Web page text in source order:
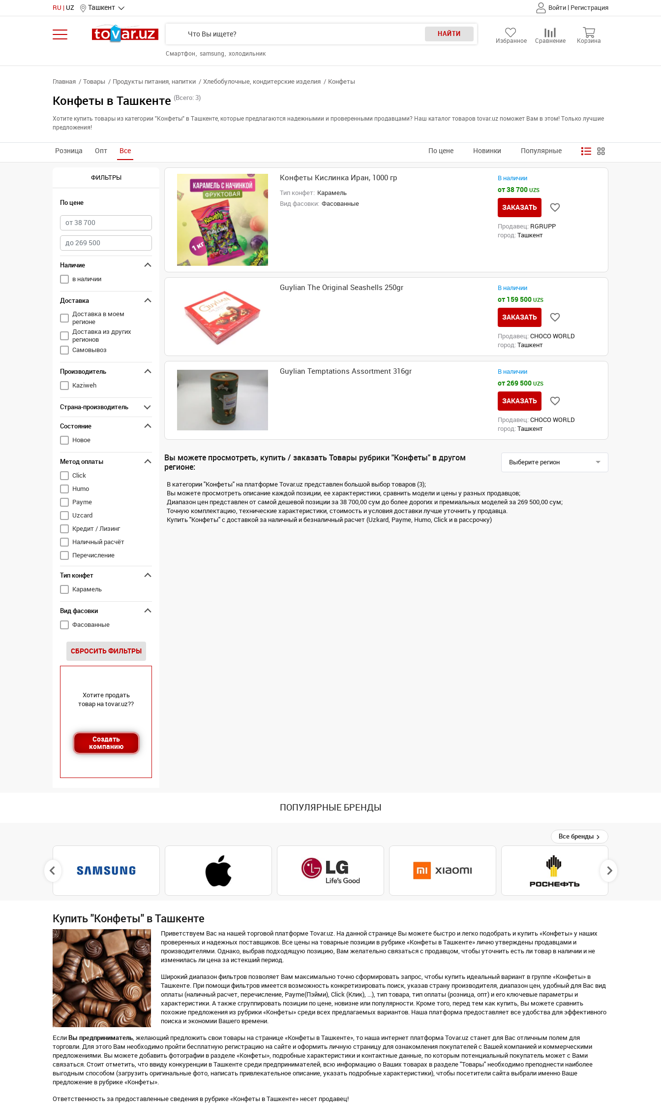
RU UZ Ташкент Войти | Регистрация
НАЙТИ
Смартфон samsung холодильник
Избранное Сравнение Корзина
Главная Товары Продукты питания, напитки Хлебобулочные, кондитерские изделия Конфеты
Конфеты в Ташкенте (Всего: 3)
Хотите купить товары из категории "Конфеты" в Ташкенте, которые предлагаются надежнымии и проверенными продавцами? Наш каталог товаров tovar.uz поможет Вам в этом! Только лучшие
предложения!
Розница Опт Все По цене Новинки Популярные
ФИЛЬТРЫ
По цене
Наличие
в наличии
Доставка
Доставка в моем
регионе
Доставка из других
регионов
Самовывоз
Производитель
Kaziweh
Страна-производитель
Состояние
Новое
Метод оплаты
Click
Humo
Payme
Uzcard
Кредит / Лизинг
Наличный расчёт
Перечисление
Тип конфет
Карамель
Вид фасовки
Фасованные
СБРОСИТЬ ФИЛЬТРЫ
Хотите продать
товар на tovar.uz??
Создать
компанию
Конфеты Кислинка Иран, 1000 гр
Тип конфет: Карамель
Вид фасовки: Фасованные
В наличии
от 38 700UZS
ЗАКАЗАТЬ
Продавец: RGRUPP
город: Ташкент
Guylian The Original Seashells 250gr В наличии
от 159 500UZS
ЗАКАЗАТЬ
Продавец: CHOCO WORLD
город: Ташкент
Guylian Temptations Assortment 316gr В наличии
от 269 500UZS
ЗАКАЗАТЬ
Продавец: CHOCO WORLD
город: Ташкент
Вы можете просмотреть, купить / заказать Товары рубрики "Конфеты" в другом
регионе:
Выберите регион
В категории "Конфеты" на платформе Tovar.uz представлен большой выбор товаров (3);
Вы можете просмотреть описание каждой позиции, ее характеристики, сравнить модели и цены у разных продавцов;
Диапазон цен представлен от самой дешевой позиции за 38 700,00 сум до более дорогих и премиальных моделей за 269 500,00 сум;
Точную комплектацию, технические характеристики, стоимость и условия доставки лучше уточнить у продавца.
Купить "Конфеты" с доставкой за наличный и безналичный расчет (Uzkard, Payme, Humo, Click и в рассрочку)
ПОПУЛЯРНЫЕ БРЕНДЫ
Все бренды
Купить "Конфеты" в Ташкенте
Приветствуем Вас на нашей торговой платформе Tovar.uz. На данной странице Вы можете быстро и легко подобрать и купить «Конфеты» у наших
проверенных и надежных поставщиков. Все цены на товарные позиции в рубрике «Конфеты в Ташкенте» лично утверждены продавцами и
производителями. Однако, выбрав подходящую позицию, Вам желательно связаться с продавцом, чтобы уточнить есть ли товар в наличии и не
изменилась ли цена за истекший период.
Широкий диапазон фильтров позволяет Вам максимально точно сформировать запрос, чтобы купить идеальный вариант в группе «Конфеты» в
Ташкенте. При помощи фильтров имеется возможность конкретизировать поиск, указав страну производителя, диапазон цен, удобный для Вас вид
оплаты (наличный расчет, перечисление, Payme(Пэйми), Click (Клик), ...), тип товара, тип оплаты (розница, опт) и его ключевые параметры и
характеристики. А также сгруппировать позиции по цене, новизне или популярности. Кроме того, перед тем как купить, Вы можете сравнить
похожие предложения из рубрики «Конфеты» среди всех предлагаемых вариантов. Наша платформа предоставляет все удобства для эффективного
поиска и экономии Вашего времени.
Если Вы предприниматель, желающий предложить свои товары на странице «Конфеты в Ташкенте», то наша интернет платформа Tovar.uz станет для Вас отличным полем для
торговли. Для этого Вам необходимо пройти бесплатную регистрацию на сайте и оформить личную страницу для ознакомления покупателей с Вашей компанией и коммерческими
предложениями. Вы можете добавить фотографии в разделе «Конфеты», подробные характеристики и контактные данные, по которым потенциальный покупатель может с Вами
связаться. Стоит отметить, что ввиду конкуренции в Ташкенте среди предпринимателей, всю информацию о Ваших товарах в разделе "Товары" необходимо преподнести наиболее
выгодным способом (загрузить оригинальные фото, написать привлекательное описание, указать подробные характеристики), чтобы посетители сайта выбрали именно Ваше
предложение в рубрике «Конфеты».
Ответственность за предоставленные сведения в рубрике «Конфеты в Ташкенте» несет продавец!